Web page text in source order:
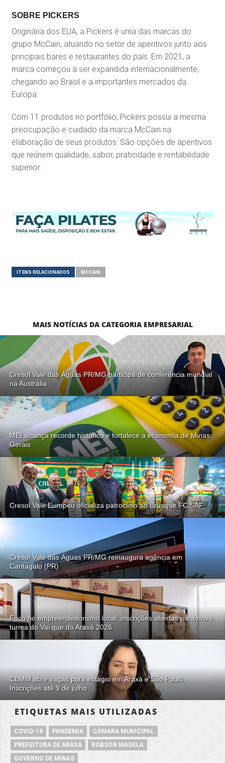
SOBRE PICKERS
Originária dos EUA, a Pickers é uma das marcas do
grupo McCain, atuando no setor de aperitivos junto aos
principais bares e restaurantes do país. Em 2021, a
marca começou a ser expandida internacionalmente,
chegando ao Brasil e a importantes mercados da
Europa.
Com 11 produtos no portfólio, Pickers possui a mesma
preocupação e cuidado da marca McCain na
elaboração de seus produtos. São opções de aperitivos
que reúnem qualidade, sabor, praticidade e rentabilidade
superior.
ITENS RELACIONADOS MCCAIN
MAIS NOTÍCIAS DA CATEGORIA EMPRESARIAL
Cresol Vale das Águas PR/MG participa de conferência mundial
na Austrália
MEI alcança recorde histórico e fortalece a economia de Minas
Gerais
Cresol Vale Europeu oficializa patrocínio ao Brusque FC SAF
Cresol Vale das Águas PR/MG reinaugura agência em
Cantagalo (PR)
Foco no empreendedorismo local: inscrições abertas para nova
turma do Vai que dá Araxá 2026
CBMM abre vagas para estágio em Araxá e São Paulo.
Inscrições até 9 de julho
ETIQUETAS MAIS UTILIZADAS
COVID-19 PANDEMIA
CÂMARA MUNICIPAL
PREFEITURA DE ARAXÁ
ROBSON MAGELA
GOVERNO DE MINAS